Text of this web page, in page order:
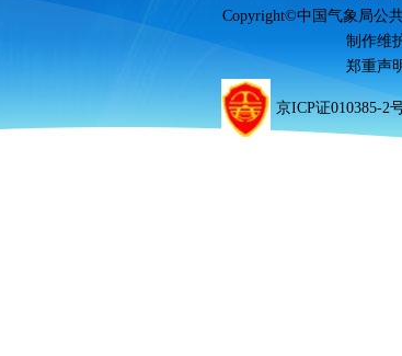
Copyright©中国气象局公
制作维
郑重声
京ICP证010385-2